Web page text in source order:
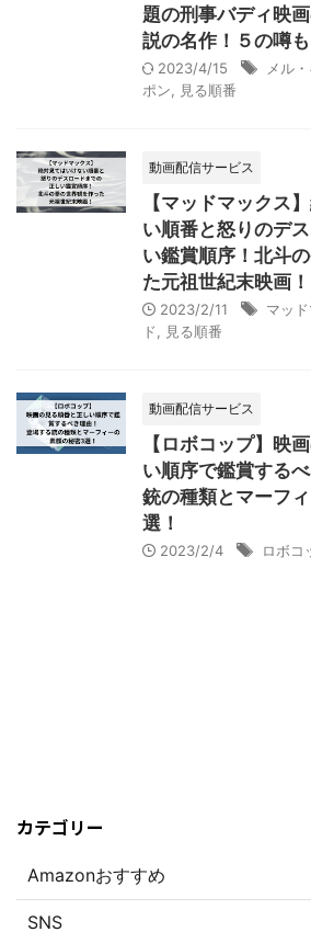
題の刑事バディ映
説の名作！５の噂も
2023/4/15 メル
ポン
見る順番
動画配信サービス
【マッドマックス
い順番と怒りのデ
い鑑賞順序！北斗
た元祖世紀末映画！
2023/2/11 マッ
ド
見る順番
動画配信サービス
【ロボコップ】映
い順序で鑑賞する
銃の種類とマーフ
選！
2023/2/4 ロボコ
カテゴリー
Amazonおすすめ
SNS